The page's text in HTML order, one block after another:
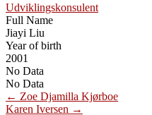
Udviklingskonsulent
Full Name
Jiayi Liu
Year of birth
2001
No Data
No Data
Post
← Zoe Djamilla Kjørboe
Karen Iversen →